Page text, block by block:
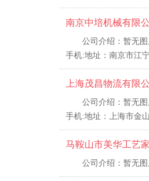
南京中培机械有限
公司介绍：暂无
手机:地址：南京市江
上海茂昌物流有限
公司介绍：暂无
手机:地址：上海市金
马鞍山市美华工艺
公司介绍：暂无